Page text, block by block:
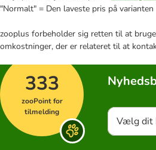
"Normalt" = Den laveste pris på
zooplus forbeholder sig retten til at
omkostninger, der er relateret til at
333
zooPoint for
tilmelding
Vælg dit